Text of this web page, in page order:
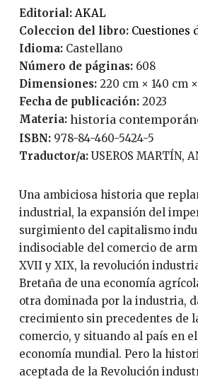
Editorial:
AKAL
Coleccion del libro:
Idioma:
Castellano
Número de páginas:
608
Dimensiones: 220 cm × 140 cm
Fecha de publicación:
2023
Materia: historia
ISBN:
978-84-460-5424-5
Traductor/a:
USEROS MARTÍN,
Una ambiciosa historia que replantea la Revolución
industrial, la expansión del
surgimiento del capitalismo
indisociable del comercio de
XVII y XIX, la revolución
Bretaña de una economía
otra dominada por la industria,
crecimiento sin precedentes de
comercio, y situando al país en
economía mundial. Pero la
aceptada de la Revolución